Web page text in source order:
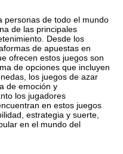
personas de todo el mundo
de las principales
Desde los
de apuestas en
ofrecen estos juegos son
de opciones que incluyen
los juegos de azar
de emoción y
los jugadores
en estos juegos
estrategia y suerte,
en el mundo del